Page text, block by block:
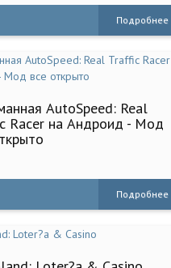
Подробнее
AutoSpeed: Real
Racer на Андроид - Мод
Подробнее